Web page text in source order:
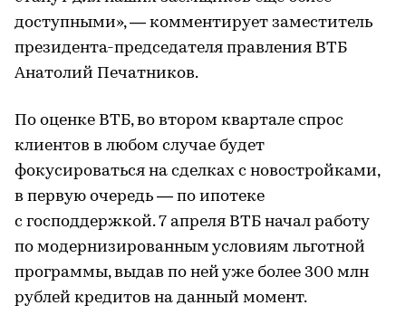
доступными», — комментирует заместитель
президента-председателя правления ВТБ
Анатолий Печатников.
По оценке ВТБ, во втором квартале спрос
клиентов в любом случае будет
фокусироваться на сделках с новостройками,
в первую очередь — по ипотеке
с господдержкой. 7 апреля ВТБ начал работу
по модернизированным условиям льготной
программы, выдав по ней уже более 300 млн
рублей кредитов на данный момент.